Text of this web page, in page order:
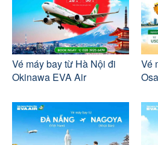
Vé máy bay từ Hà Nội đi
Okinawa EVA Air
Vé